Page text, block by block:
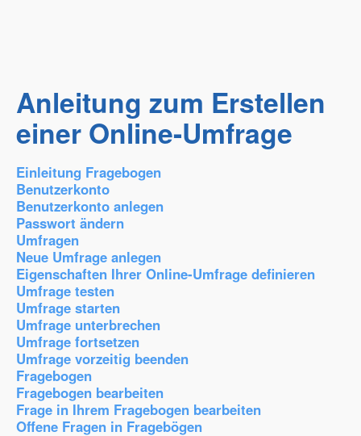
Anleitung zum Erstellen
einer Online-Umfrage
Einleitung Fragebogen
Benutzerkonto
Benutzerkonto anlegen
Passwort ändern
Umfragen
Neue Umfrage anlegen
Eigenschaften Ihrer Online-Umfrage definieren
Umfrage testen
Umfrage starten
Umfrage unterbrechen
Umfrage fortsetzen
Umfrage vorzeitig beenden
Fragebogen
Fragebogen bearbeiten
Frage in Ihrem Fragebogen bearbeiten
Offene Fragen in Fragebögen